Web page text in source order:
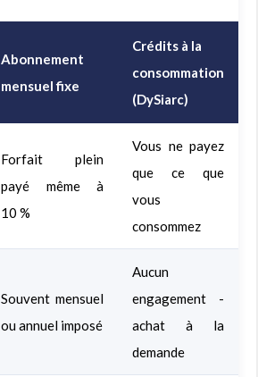
Abonnement
mensuel fixe
Crédits à la
consommation
(DySiarc)
Forfait plein
payé même à
10 %
Vous ne payez
que ce que
vous
consommez
Souvent mensuel
ou annuel imposé
Aucun
engagement -
achat à la
demande